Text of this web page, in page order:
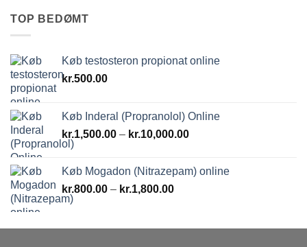
TOP BEDØMT
Køb testosteron propionat online
kr.500.00
Køb Inderal (Propranolol) Online
kr.1,500.00 – kr.10,000.00Prisinterval:
kr.10,000.00
Køb Mogadon (Nitrazepam) online
kr.800.00 – kr.1,800.00Prisinterval:
kr.1,800.00